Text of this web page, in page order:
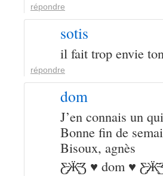
répondre
sotis
il fait trop envie
répondre
dom
J’en connais un
Bonne fin de
Bisoux, agnès
Ƹ̵̡Ӝ̵̨̄Ʒ ♥ dom ♥